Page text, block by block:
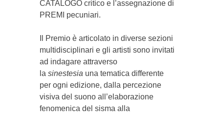
CATALOGO critico e l’assegnazione di
PREMI pecuniari.
Il Premio è articolato in diverse sezioni
multidisciplinari e gli artisti sono invitati
ad indagare attraverso
la sinestesia una tematica differente
per ogni edizione, dalla percezione
visiva del suono all’elaborazione
fenomenica del sisma alla